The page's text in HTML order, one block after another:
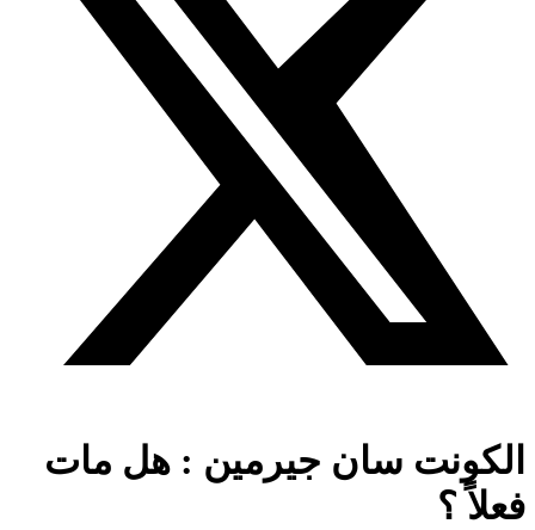
الكونت سان جيرمين : هل مات
فعلاً ؟